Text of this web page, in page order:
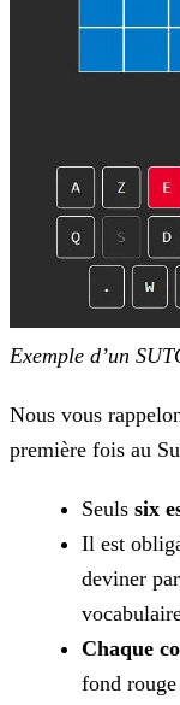
Exemple d’un
Nous vous
première fois au
Seuls six
Il est
deviner par
Chaque
fond